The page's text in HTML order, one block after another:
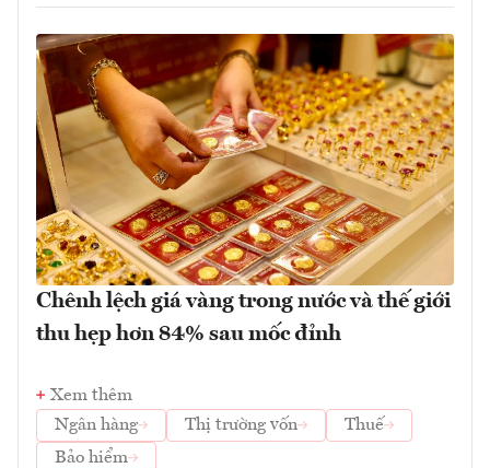
Chênh lệch giá vàng trong nước và thế giới
thu hẹp hơn 84% sau mốc đỉnh
Xem thêm
Ngân hàng
Thị trường vốn
Thuế
Bảo hiểm